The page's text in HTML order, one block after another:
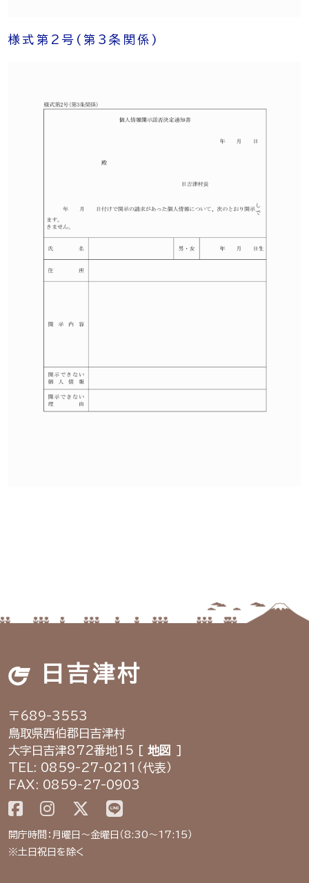
様式第2号 (第3条関係)
日吉津村
〒689-3553
鳥取県西伯郡日吉津村
大字日吉津872番地15 [ 地図
]
TEL: 0859-27-0211（代表）
FAX: 0859-27-0903
開庁時間：月曜日～金曜日（8:30～17:15）
※土日祝日を除く